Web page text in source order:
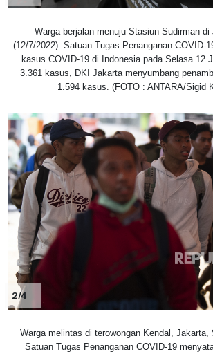
Warga berjalan menuju Stasiun Sudirman
(12/7/2022). Satuan Tugas Penanganan COVID-
kasus COVID-19 di Indonesia pada Selasa 12
3.361 kasus, DKI Jakarta menyumbang
1.594 kasus. (FOTO : ANTARA/Sigid
2/4
Warga melintas di terowongan Kendal, Jakarta,
Satuan Tugas Penanganan COVID-19